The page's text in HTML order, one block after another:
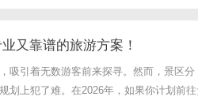
又靠谱的旅游方案！
吸引着无数游客前来探寻。然而，景区分
划上犯了难。在2026年，如果你计划前往